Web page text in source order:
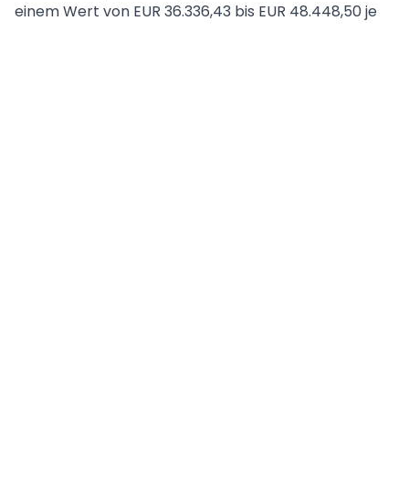
einem Wert von EUR 36.336,43 bis EUR 48.448,50 je